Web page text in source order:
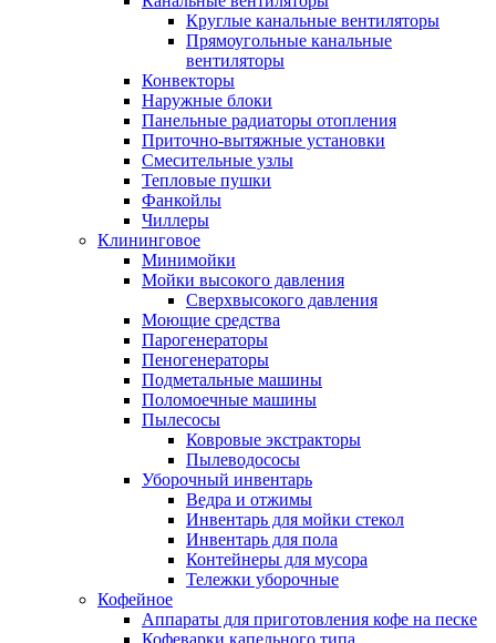
Круглые канальные вентиляторы
Прямоугольные канальные
вентиляторы
Конвекторы
Наружные блоки
Панельные радиаторы отопления
Приточно-вытяжные установки
Смесительные узлы
Тепловые пушки
Фанкойлы
Чиллеры
Клининговое
Минимойки
Мойки высокого давления
Сверхвысокого давления
Моющие средства
Парогенераторы
Пеногенераторы
Подметальные машины
Поломоечные машины
Пылесосы
Ковровые экстракторы
Пылеводососы
Уборочный инвентарь
Ведра и отжимы
Инвентарь для мойки стекол
Инвентарь для пола
Контейнеры для мусора
Тележки уборочные
Кофейное
Аппараты для приготовления кофе на песке
Кофеварки капельного типа